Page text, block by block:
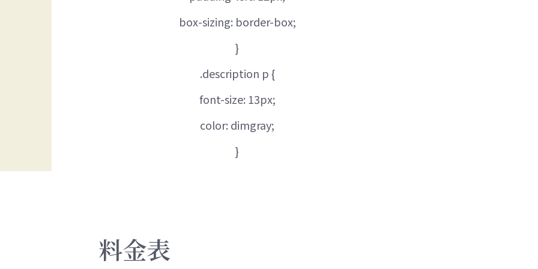
box-sizing: border-box;
}
.description p {
font-size: 13px;
color: dimgray;
}
料金表